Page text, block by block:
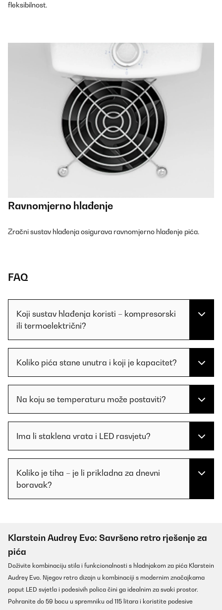
fleksibilnost.
Ravnomjerno hlađenje
Zračni sustav hlađenja osigurava ravnomjerno hlađenje pića.
FAQ
Koji sustav hlađenja koristi – kompresorski
ili termoelektrični?
Koliko pića stane unutra i koji je kapacitet?
Na koju se temperaturu može postaviti?
Ima li staklena vrata i LED rasvjetu?
Koliko je tiha – je li prikladna za dnevni
boravak?
Klarstein Audrey Evo: Savršeno retro rješenje za
pića
Doživite kombinaciju stila i funkcionalnosti s hladnjakom za pića Klarstein
Audrey Evo. Njegov retro dizajn u kombinaciji s modernim značajkama
poput LED svjetla i podesivih polica čini ga idealnim za svaki prostor.
Pohranite do 59 bocu u spremniku od 115 litara i koristite podesive